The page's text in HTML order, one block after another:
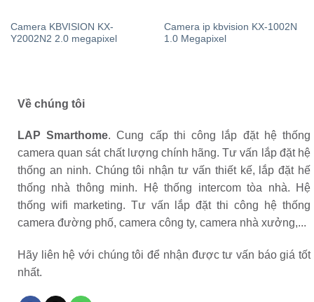
Camera KBVISION KX-
Y2002N2 2.0 megapixel
Camera ip kbvision KX-1002N
1.0 Megapixel
Về chúng tôi
LAP Smarthome. Cung cấp thi công lắp đặt hệ thống
camera quan sát chất lượng chính hãng. Tư vấn lắp đặt hệ
thống an ninh. Chúng tôi nhận tư vấn thiết kế, lắp đặt hế
thống nhà thông minh. Hệ thống intercom tòa nhà. Hệ
thống wifi marketing. Tư vấn lắp đặt thi công hệ thống
camera đường phố, camera công ty, camera nhà xưởng,...
Hãy liên hệ với chúng tôi để nhận được tư vấn báo giá tốt
nhất.